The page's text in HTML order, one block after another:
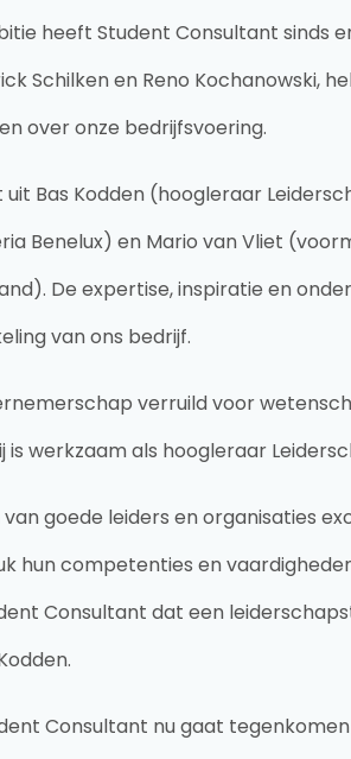
heeft Student Consultant sinds
Schilken en Reno Kochanowski,
over onze bedrijfsvoering.
uit Bas Kodden (hoogleraar
Benelux) en Mario van Vliet
De expertise, inspiratie en
van ons bedrijf.
verruild voor
is werkzaam als hoogleraar
van goede leiders en organisaties
hun competenties en
Consultant dat een
Consultant nu gaat